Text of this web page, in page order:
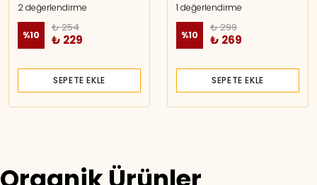
2 değerlendirme
%10
₺ 254
₺ 229
SEPETE EKLE
1 değerlendirme
%10
₺ 299
₺ 269
SEPETE EKLE